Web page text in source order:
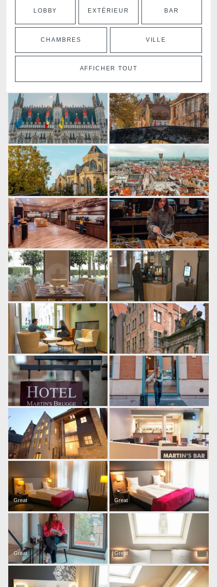
LOBBY EXTÉRIEUR BAR
CHAMBRES VILLE
AFFICHER TOUT
Great Great
Great Great
Hôtels
Destinations
Offres
Restaurants
SPA
Localiser
Martin's
Hotels